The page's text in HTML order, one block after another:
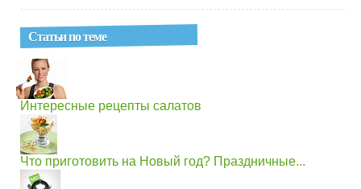
Статьи по теме
Интересные рецепты салатов
Что приготовить на Новый год? Праздничные...